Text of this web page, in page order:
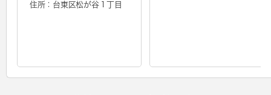
住所：台東区松が谷１丁目